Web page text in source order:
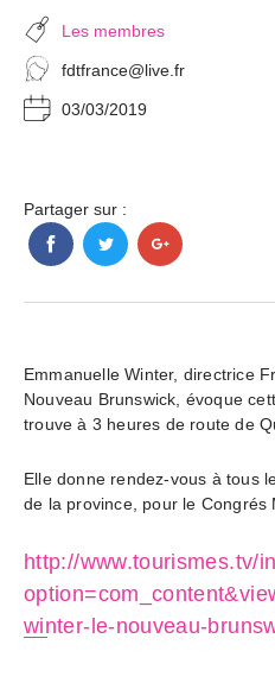
Les membres
fdtfrance@live.fr
03/03/2019
Partager sur :
Emmanuelle Winter, directrice
Nouveau Brunswick, évoque
trouve à 3 heures de route de
Elle donne rendez-vous à tous
de la province, pour le Congrés
http://www.tourismes.tv/
winter-le-nouveau-